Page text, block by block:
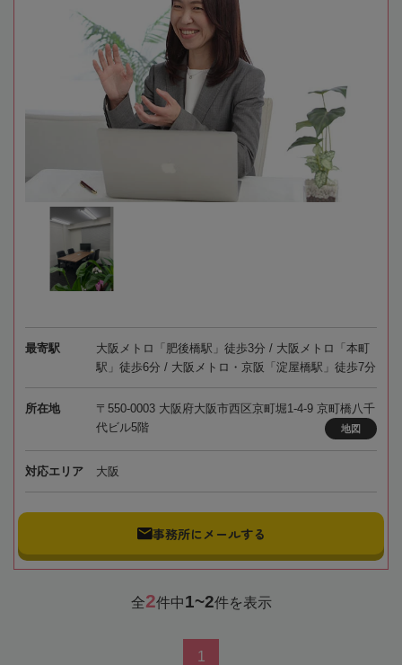
最寄駅
大阪メトロ「肥後橋駅」徒歩3分 / 大阪メトロ「本町
駅」徒歩6分 / 大阪メトロ・京阪「淀屋橋駅」徒歩7分
所在地
〒550-0003 大阪府大阪市西区京町堀1-4-9 京町橋八千
代ビル5階
地図
対応エリア 大阪
事務所にメールする
全2件中1~2件を表示
1